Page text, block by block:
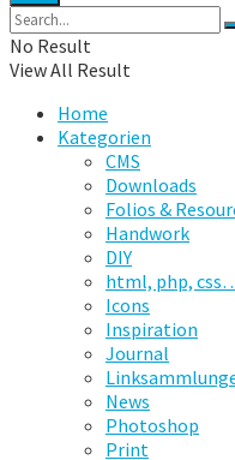
No Result
View All Result
Home
Kategorien
CMS
Downloads
Folios &
Handwork
DIY
html, php,
Icons
Inspiration
Journal
News
Photoshop
Print